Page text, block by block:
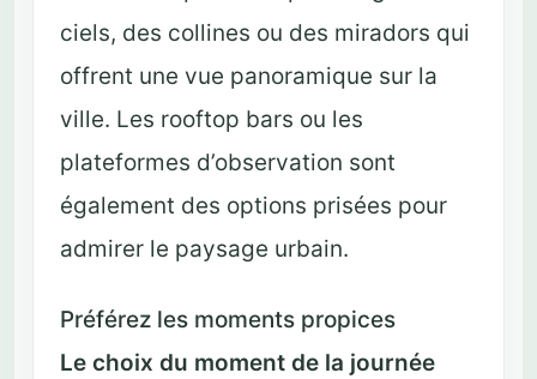
ciels, des collines ou des miradors qui
offrent une vue panoramique sur la
ville. Les rooftop bars ou les
plateformes d’observation sont
également des options prisées pour
admirer le paysage urbain.
Préférez les moments propices
Le choix du moment de la journée